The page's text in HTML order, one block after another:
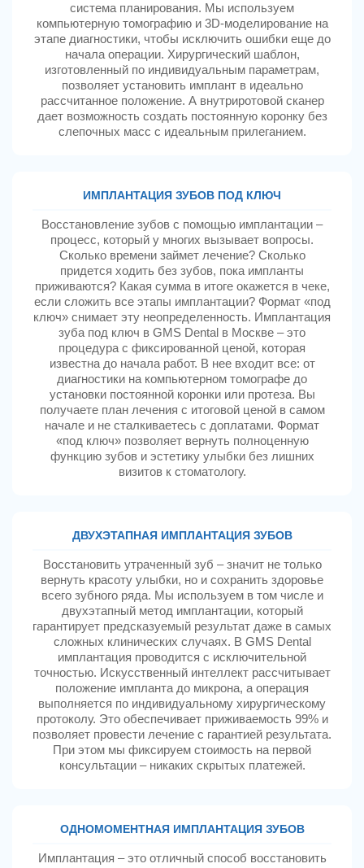
система планирования. Мы используем
компьютерную томографию и 3D-моделирование на
этапе диагностики, чтобы исключить ошибки еще до
начала операции. Хирургический шаблон,
изготовленный по индивидуальным параметрам,
позволяет установить имплант в идеально
рассчитанное положение. А внутриротовой сканер
дает возможность создать постоянную коронку без
слепочных масс с идеальным прилеганием.
ИМПЛАНТАЦИЯ ЗУБОВ ПОД КЛЮЧ
Восстановление зубов с помощью имплантации –
процесс, который у многих вызывает вопросы.
Сколько времени займет лечение? Сколько
придется ходить без зубов, пока импланты
приживаются? Какая сумма в итоге окажется в чеке,
если сложить все этапы имплантации? Формат «под
ключ» снимает эту неопределенность. Имплантация
зуба под ключ в GMS Dental в Москве – это
процедура с фиксированной ценой, которая
известна до начала работ. В нее входит все: от
диагностики на компьютерном томографе до
установки постоянной коронки или протеза. Вы
получаете план лечения с итоговой ценой в самом
начале и не сталкиваетесь с доплатами. Формат
«под ключ» позволяет вернуть полноценную
функцию зубов и эстетику улыбки без лишних
визитов к стоматологу.
ДВУХЭТАПНАЯ ИМПЛАНТАЦИЯ ЗУБОВ
Восстановить утраченный зуб – значит не только
вернуть красоту улыбки, но и сохранить здоровье
всего зубного ряда. Мы используем в том числе и
двухэтапный метод имплантации, который
гарантирует предсказуемый результат даже в самых
сложных клинических случаях. В GMS Dental
имплантация проводится с исключительной
точностью. Искусственный интеллект рассчитывает
положение импланта до микрона, а операция
выполняется по индивидуальному хирургическому
протоколу. Это обеспечивает приживаемость 99% и
позволяет провести лечение с гарантией результата.
При этом мы фиксируем стоимость на первой
консультации – никаких скрытых платежей.
ОДНОМОМЕНТНАЯ ИМПЛАНТАЦИЯ ЗУБОВ
Имплантация – это отличный способ восстановить